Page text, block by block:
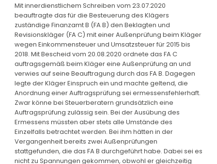
Mit innerdienstlichem Schreiben vom 23.07.2020
beauftragte das für die Besteuerung des Klägers
zuständige Finanzamt B (FA B) den Beklagten und
Revisionskläger (FA C) mit einer Außenprüfung beim Kläger
wegen Einkommensteuer und Umsatzsteuer für 2015 bis
2018. Mit Bescheid vom 20.08.2020 ordnete das FA C
auftragsgemäß beim Kläger eine Außenprüfung an und
verwies auf seine Beauftragung durch das FA B. Dagegen
legte der Kläger Einspruch ein und machte geltend, die
Anordnung einer Auftragsprüfung sei ermessensfehlerhaft.
Zwar könne bei Steuerberatern grundsätzlich eine
Auftragsprüfung zulässig sein. Bei der Ausübung des
Ermessens müssten aber stets alle Umstände des
Einzelfalls betrachtet werden. Bei ihm hätten in der
Vergangenheit bereits zwei Außenprüfungen
stattgefunden, die das FA B durchgeführt habe. Dabei sei es
nicht zu Spannungen gekommen, obwohl er gleichzeitig